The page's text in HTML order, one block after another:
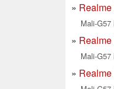
Realme
Mali-
Mali-